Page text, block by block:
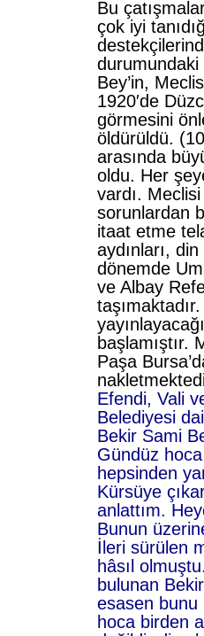
Bu
çok iyi
durumundaki
Bey’in,
1920′de
görmesini
öldürüldü.
arasında
oldu. Her
vardı.
sorunlardan
itaat etme
aydınları,
dönemde
ve Albay
başlamıştır.
Paşa
Efendi, Vali
Belediyesi
Bekir Sami
Gündüz
hepsinden
Kürsüye
anlattım.
Bunun
İleri sürülen
hâsıl
bulunan
esasen bunu
hoca birden